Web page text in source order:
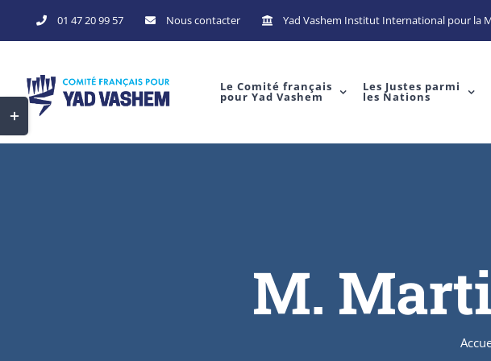
to
01 47 20 99 57 Nous contacter Yad Vashem Institut International pour la
Le Comité français
pour Yad Vashem
Les Justes parmi
les Nations
M.
Toggle
Sliding